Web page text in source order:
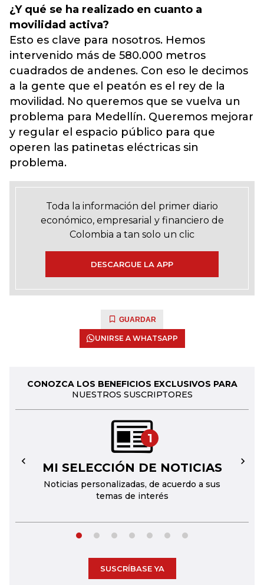
¿Y qué se ha realizado en cuanto a
movilidad activa?
Esto es clave para nosotros. Hemos
intervenido más de 580.000 metros
cuadrados de andenes. Con eso le decimos
a la gente que el peatón es el rey de la
movilidad. No queremos que se vuelva un
problema para Medellín. Queremos mejorar
y regular el espacio público para que
operen las patinetas eléctricas sin
problema.
Toda la información del primer diario
económico, empresarial y financiero de
Colombia a tan solo un clic
DESCARGUE LA APP
GUARDAR
UNIRSE A WHATSAPP
CONOZCA LOS BENEFICIOS EXCLUSIVOS PARA
NUESTROS SUSCRIPTORES
1
MI SELECCIÓN DE NOTICIAS
Noticias personalizadas, de acuerdo a sus
temas de interés
← →
SUSCRÍBASE YA